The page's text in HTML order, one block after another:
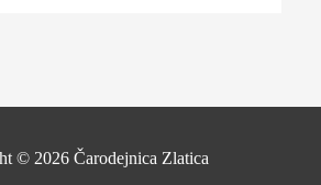
© 2026 Čarodejnica Zlatica